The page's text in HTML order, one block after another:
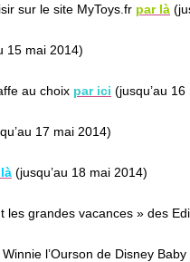
sur le site MyToys.fr par là
15 mai 2014)
au choix par ici (jusqu’au
17 mai 2014)
(jusqu’au 18 mai 2014)
grandes vacances » des
l’Ourson de Disney Baby